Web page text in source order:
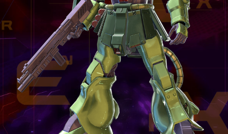
TECHNIQUE
テクニック
GLOSSARY
用語集
BUTTON PLACEMENT
ゲームパッドボタン配置
TWITTER
ツイッター
YOUTUBE
ユーチューブ